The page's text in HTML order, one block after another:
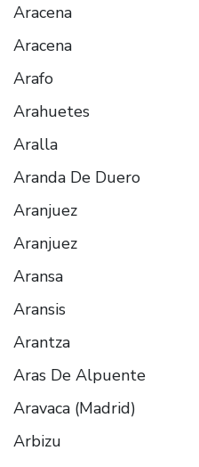
Aracena
Aracena
Arafo
Arahuetes
Aralla
Aranda De Duero
Aranjuez
Aranjuez
Aransa
Aransis
Arantza
Aras De Alpuente
Aravaca (Madrid)
Arbizu